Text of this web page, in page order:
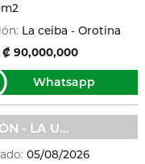
La ceiba - Orotina
₡ 90,000,000
Whatsapp
VENTA DE CASAS EN CONCEPCIÓN - LA UNIÓN
05/08/2026